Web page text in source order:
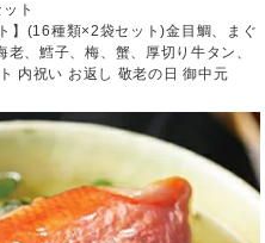
ト
】(16種類×2袋セット)金目鯛、まぐ
、鱈子、梅、蟹、厚切り牛タン、
内祝い お返し 敬老の日 御中元